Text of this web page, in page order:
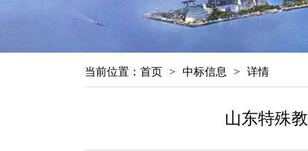
当前位置： 首页 > 中标信息 > 详情
山东特殊